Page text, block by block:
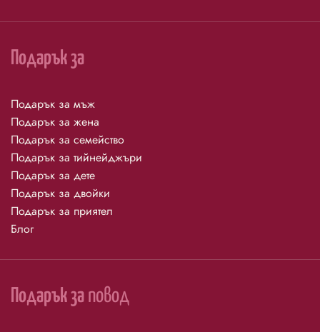
Подарък за
Подарък за мъж
Подарък за жена
Подарък за семейство
Подарък за тийнейджъри
Подарък за дете
Подарък за двойки
Подарък за приятел
Блог
Подарък за повод